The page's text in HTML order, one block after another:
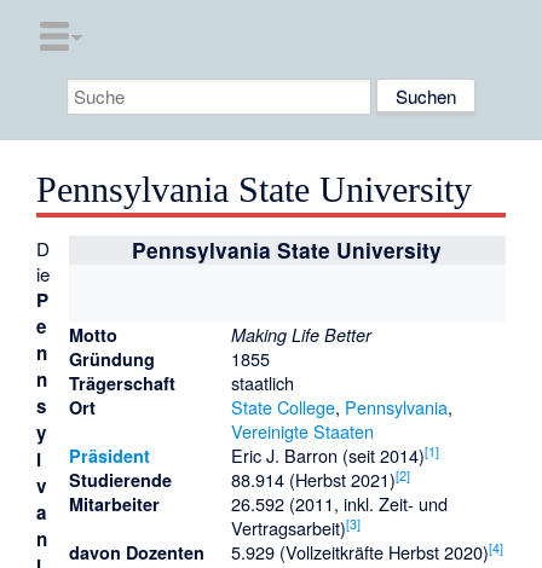
Pennsylvania State University
Pennsylvania State University
Motto
Making Life Better
Gründung
1855
Trägerschaft staatlich
Ort State College, Pennsylvania,
Vereinigte Staaten
Präsident Eric J. Barron (seit 2014)[1]
Studierende 88.914 (Herbst 2021)[2]
Mitarbeiter
26.592 (2011, inkl. Zeit- und
Vertragsarbeit)[3]
davon Dozenten 5.929 (Vollzeitkräfte Herbst 2020)[4]
D
ie
P
e
n
n
s
y
l
v
a
n